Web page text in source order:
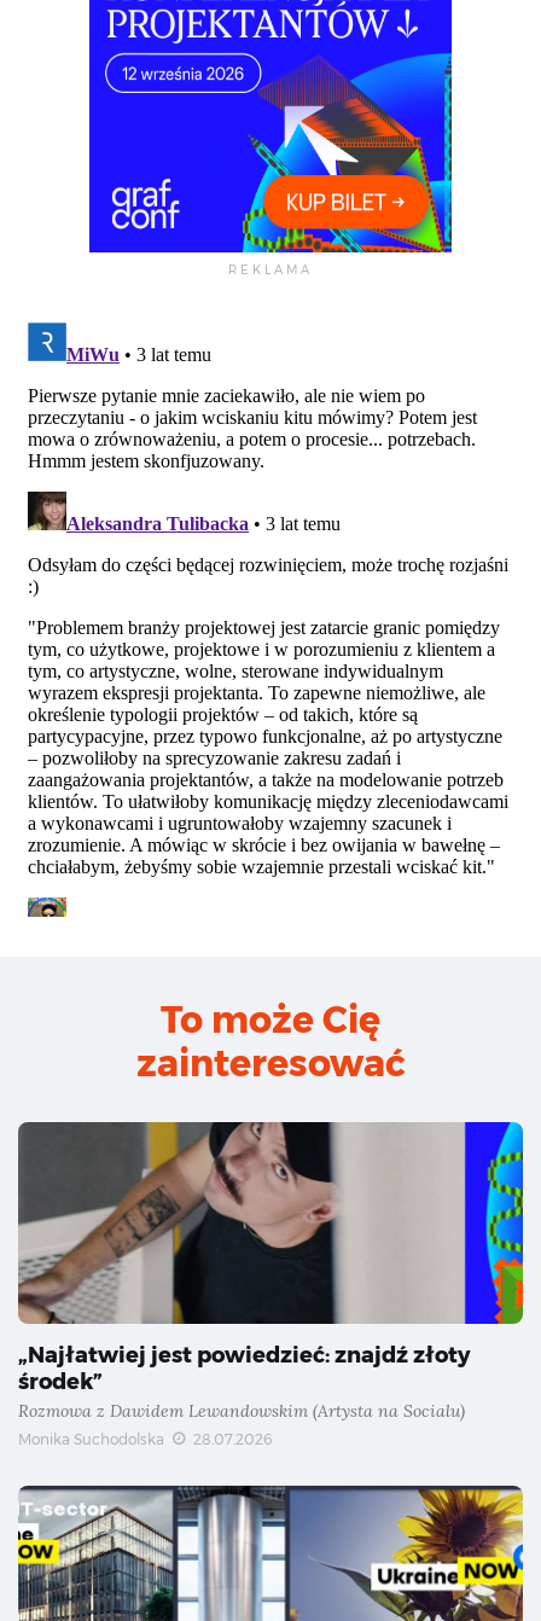
To może Cię
zainteresować
„Najłatwiej jest powiedzieć: znajdź złoty
środek”
Rozmowa z Dawidem Lewandowskim (Artysta na Socialu)
Monika Suchodolska 28.07.2026